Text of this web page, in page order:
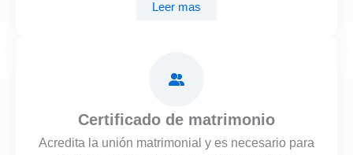
Leer mas
Certificado de matrimonio
Acredita la unión matrimonial y es necesario para